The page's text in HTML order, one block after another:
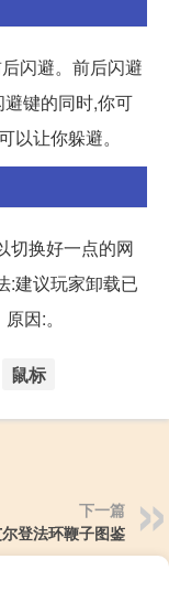
闪避。前后闪避
键的同时,你可
以让你躲避。
切换好一点的网
:建议玩家卸载已
因:。
鼠标
下一篇
登法环鞭子图鉴